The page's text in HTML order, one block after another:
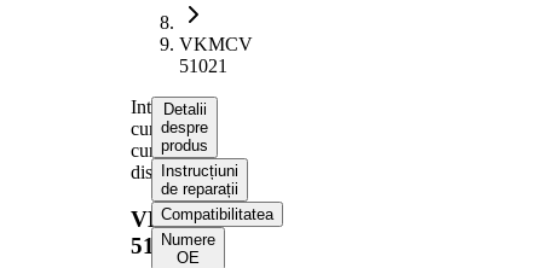
VKMCV
51021
Intinzator
curea,
curea
distributie
VKMCV
51021
Detalii
despre
produs
Instrucțiuni
de reparații
Compatibilitatea
Numere
OE